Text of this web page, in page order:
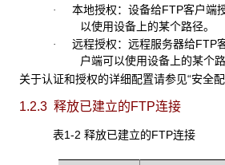
· 本地授权：设备给FTP客户端
以使用设备上的某个路径。
· 远程授权：远程服务器给FTP
户端可以使用设备上的某个路
关于认证和授权的详细配置请参见“安全
1.2.3 释放已建立的FTP连接
表1-2 释放已建立的FTP连接